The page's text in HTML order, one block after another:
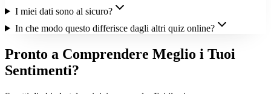
I miei dati sono al sicuro?
In che modo questo differisce dagli altri quiz online?
Pronto a Comprendere Meglio i Tuoi
Sentimenti?